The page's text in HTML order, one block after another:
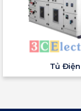
Tủ Điện